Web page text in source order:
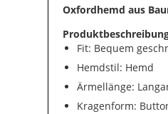
Oxfordhemd aus
Fit: Bequem
Hemdstil: Hemd
Ärmellänge:
Kragenform: